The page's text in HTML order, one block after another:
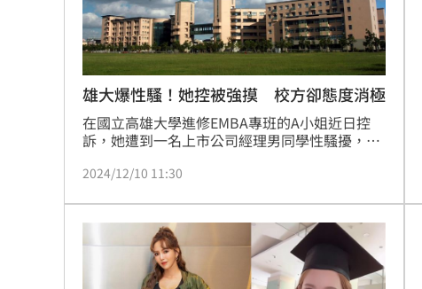
雄大爆性騷！她控被強摸 校方卻態度消極
在國立高雄大學進修EMBA專班的A小姐近日控
訴，她遭到一名上市公司經理男同學性騷擾，包
方卻回應「有證據再提報性平，不要害學校公親
於校方擅改遊戲規則，害她下巴被撞歪開了3次
刀、花了30多萬的醫藥費，學校卻只賠償5萬
元，她便提出國賠。對此，高雄大學也做出回應
2024/12/10 11:30